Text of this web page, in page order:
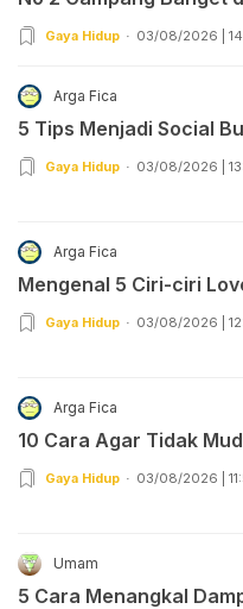
Dipraktekkan!
Gaya Hidup 03/08/2026 |
Arga Fica
5 Tips Menjadi Social
Gaya Hidup 03/08/2026 |
Arga Fica
Mengenal 5 Ciri-ciri
Gaya Hidup 03/08/2026 |
Arga Fica
10 Cara Agar Tidak
Gaya Hidup 03/08/2026 |
Umam
5 Cara Menangkal